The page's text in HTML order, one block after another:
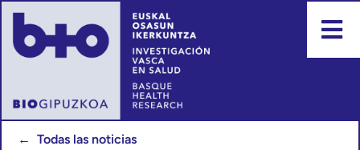
← Todas las noticias